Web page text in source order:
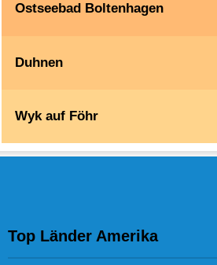
Ostseebad Boltenhagen
Duhnen
Wyk auf Föhr
Top Länder Amerika